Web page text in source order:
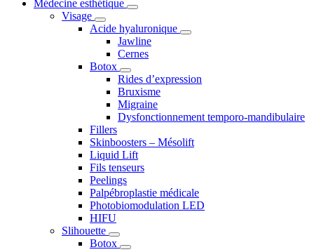
Médecine esthétique
Visage
Acide hyaluronique
Jawline
Cernes
Botox
Rides d’expression
Bruxisme
Migraine
Dysfonctionnement temporo-mandibulaire
Fillers
Skinboosters – Mésolift
Liquid Lift
Fils tenseurs
Peelings
Palpébroplastie médicale
Photobiomodulation LED
HIFU
Slihouette
Botox